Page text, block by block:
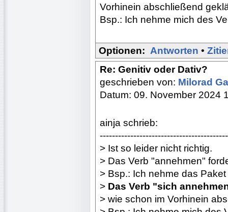
Vorhinein abschließend
Bsp.: Ich nehme mich des
Optionen: Antworten •
Re: Genitiv oder Dativ?
geschrieben von: Milorad
Datum: 09. November 2024
ainja schrieb:
> Ist so leider nicht richtig.
> Das Verb "annehmen"
> Bsp.: Ich nehme das Paket
> Das Verb "sich
> wie schon im Vorhinein